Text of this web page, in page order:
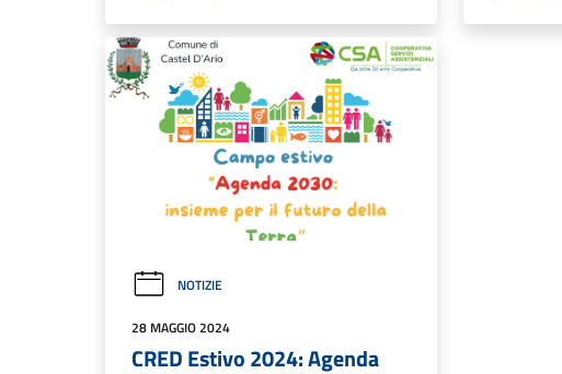
NOTIZIE
28 MAGGIO 2024
CRED Estivo 2024: Agenda